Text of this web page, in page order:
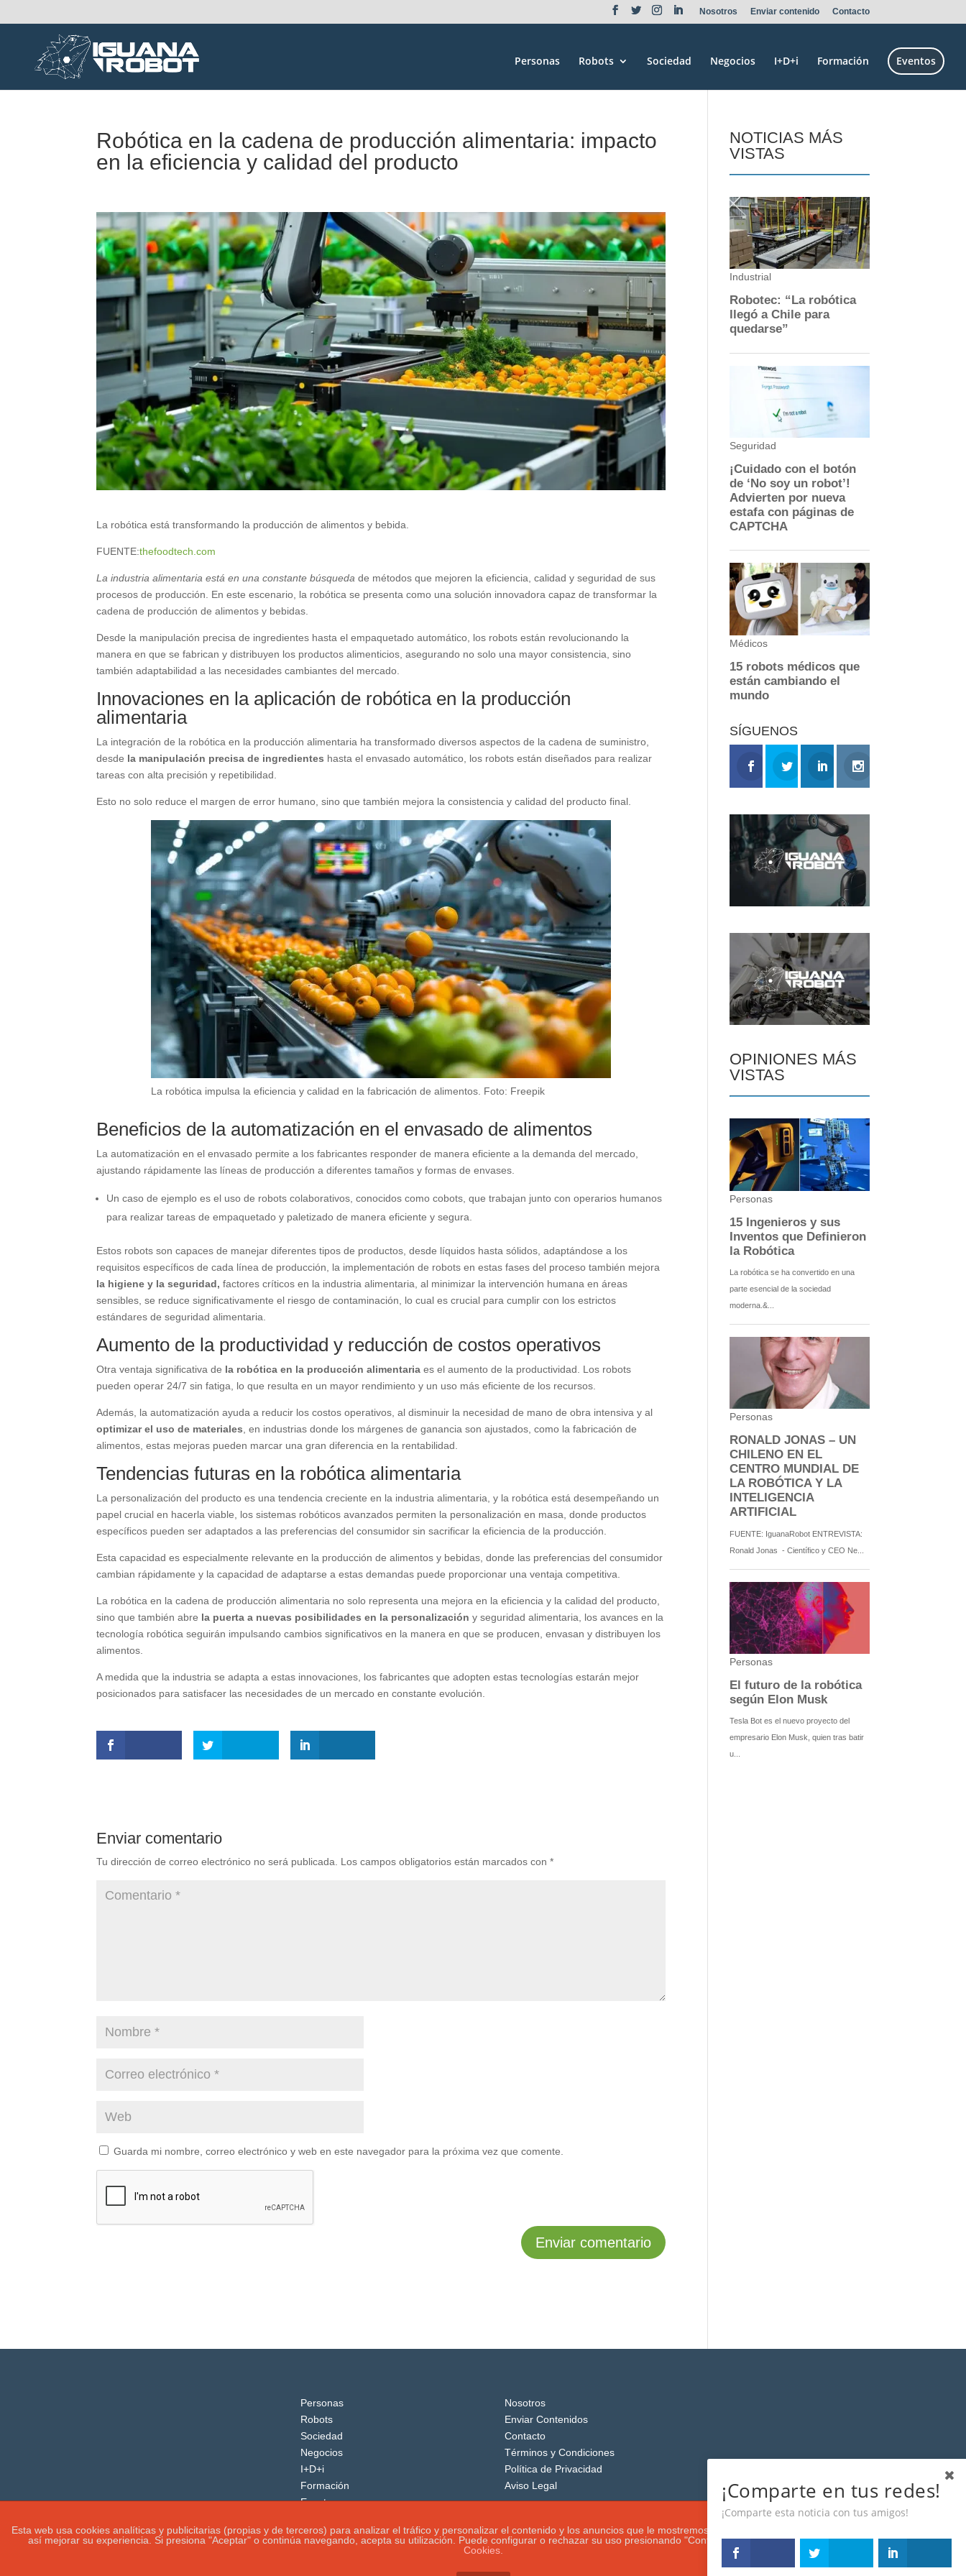
Nosotros Enviar contenido Contacto
Personas Robots Sociedad Negocios I+D+i Formación Eventos
Robótica en la cadena de producción alimentaria: impacto
en la eficiencia y calidad del producto
La robótica está transformando la producción de alimentos y bebida.
FUENTE:thefoodtech.com
La industria alimentaria está en una constante búsqueda de métodos que mejoren la eficiencia, calidad y seguridad de sus
procesos de producción. En este escenario, la robótica se presenta como una solución innovadora capaz de transformar la
cadena de producción de alimentos y bebidas.
Desde la manipulación precisa de ingredientes hasta el empaquetado automático, los robots están revolucionando la
manera en que se fabrican y distribuyen los productos alimenticios, asegurando no solo una mayor consistencia, sino
también adaptabilidad a las necesidades cambiantes del mercado.
Innovaciones en la aplicación de robótica en la producción
alimentaria
La integración de la robótica en la producción alimentaria ha transformado diversos aspectos de la cadena de suministro,
desde la manipulación precisa de ingredientes hasta el envasado automático, los robots están diseñados para realizar
tareas con alta precisión y repetibilidad.
Esto no solo reduce el margen de error humano, sino que también mejora la consistencia y calidad del producto final.
La robótica impulsa la eficiencia y calidad en la fabricación de alimentos. Foto: Freepik
Beneficios de la automatización en el envasado de alimentos
La automatización en el envasado permite a los fabricantes responder de manera eficiente a la demanda del mercado,
ajustando rápidamente las líneas de producción a diferentes tamaños y formas de envases.
Un caso de ejemplo es el uso de robots colaborativos, conocidos como cobots, que trabajan junto con operarios humanos
para realizar tareas de empaquetado y paletizado de manera eficiente y segura.
Estos robots son capaces de manejar diferentes tipos de productos, desde líquidos hasta sólidos, adaptándose a los
requisitos específicos de cada línea de producción, la implementación de robots en estas fases del proceso también mejora
la higiene y la seguridad, factores críticos en la industria alimentaria, al minimizar la intervención humana en áreas
sensibles, se reduce significativamente el riesgo de contaminación, lo cual es crucial para cumplir con los estrictos
estándares de seguridad alimentaria.
Aumento de la productividad y reducción de costos operativos
Otra ventaja significativa de la robótica en la producción alimentaria es el aumento de la productividad. Los robots
pueden operar 24/7 sin fatiga, lo que resulta en un mayor rendimiento y un uso más eficiente de los recursos.
Además, la automatización ayuda a reducir los costos operativos, al disminuir la necesidad de mano de obra intensiva y al
optimizar el uso de materiales , en industrias donde los márgenes de ganancia son ajustados, como la fabricación de
alimentos, estas mejoras pueden marcar una gran diferencia en la rentabilidad.
Tendencias futuras en la robótica alimentaria
La personalización del producto es una tendencia creciente en la industria alimentaria, y la robótica está desempeñando un
papel crucial en hacerla viable, los sistemas robóticos avanzados permiten la personalización en masa, donde productos
específicos pueden ser adaptados a las preferencias del consumidor sin sacrificar la eficiencia de la producción.
Esta capacidad es especialmente relevante en la producción de alimentos y bebidas, donde las preferencias del consumidor
cambian rápidamente y la capacidad de adaptarse a estas demandas puede proporcionar una ventaja competitiva.
La robótica en la cadena de producción alimentaria no solo representa una mejora en la eficiencia y la calidad del producto,
sino que también abre la puerta a nuevas posibilidades en la personalización y seguridad alimentaria, los avances en la
tecnología robótica seguirán impulsando cambios significativos en la manera en que se producen, envasan y distribuyen los
alimentos.
A medida que la industria se adapta a estas innovaciones, los fabricantes que adopten estas tecnologías estarán mejor
posicionados para satisfacer las necesidades de un mercado en constante evolución.
Enviar comentario
Tu dirección de correo electrónico no será publicada. Los campos obligatorios están marcados con*
Guarda mi nombre, correo electrónico y web en este navegador para la próxima vez que comente.
NOTICIAS MÁS
VISTAS
SÍGUENOS
OPINIONES MÁS
VISTAS
Personas
Robots
Sociedad
Negocios
I+D+i
Formación
Eventos
Nosotros
Enviar Contenidos
Contacto
Términos y Condiciones
Política de Privacidad
Aviso Legal
Esta web usa cookies analíticas y publicitarias (propias y de terceros) para analizar el tráfico y personalizar el contenido y los anuncios que le mostremos de acuerdo con su navegación e intereses, buscando
así mejorar su experiencia. Si presiona "Aceptar" o continúa navegando, acepta su utilización. Puede configurar o rechazar su uso presionando "Configuración". Más información en nuestraPolítica de
Cookies.
¡Comparte en tus redes!
¡Comparte esta noticia con tus amigos!